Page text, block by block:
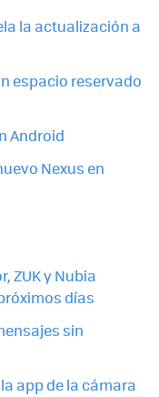
la actualización a
espacio reservado
Android
Nexus en
ZUK y Nubia
días
sin
app de la cámara